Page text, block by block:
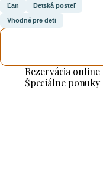
Ľan Detská posteľ
Vhodné pre deti
Rezervácia online
Špeciálne ponuky